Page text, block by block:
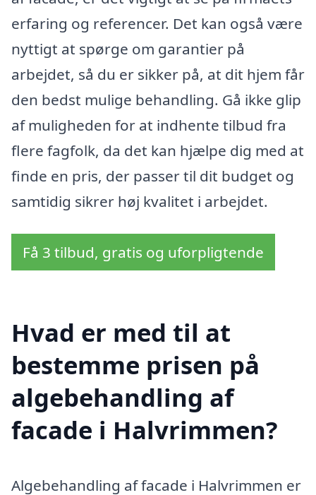
erfaring og referencer. Det kan også være
nyttigt at spørge om garantier på
arbejdet, så du er sikker på, at dit hjem får
den bedst mulige behandling. Gå ikke glip
af muligheden for at indhente tilbud fra
flere fagfolk, da det kan hjælpe dig med at
finde en pris, der passer til dit budget og
samtidig sikrer høj kvalitet i arbejdet.
Få 3 tilbud, gratis og uforpligtende
Hvad er med til at
bestemme prisen på
algebehandling af
facade i Halvrimmen?
Algebehandling af facade i Halvrimmen er